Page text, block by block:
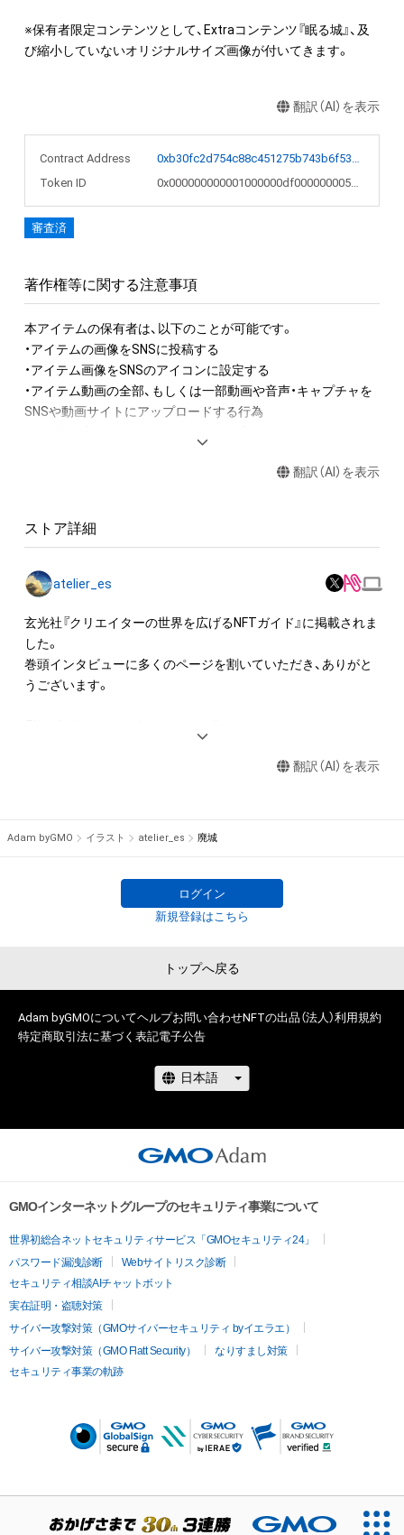
※保有者限定コンテンツとして、Extraコンテンツ『眠る城』、及
翻訳（AI）を表示
Contract Address
0xb30fc2d754c88c451275b743b6f530f19f643683
Token ID
0x000000000001000000df000000005437
審査済
著作権等に関する注意事項
本アイテムの保有者は、以下のことが可能です。
・アイテムの画像をSNSに投稿する
・アイテム画像をSNSのアイコンに設定する
・アイテム動画の全部、もしくは一部動画や音声・キャプチャを
SNSや動画サイトにアップロードする行為
・アイテムの画像を使用してメッセージカードを制作し友達に
する
など）の作成する
アイテムに関する注意事項
・本アイテムに関する創作物(画像および映像、音楽、商標または
ロゴ等を含みますがこれらに限られません。)にかかる知的財産
権(著作権、特許権、実用新案権、商標権、意匠権その他の知的財
作権を有する方、著作隣接権の権利者またはその管理委託を受
けている者によって保護されています。そのため、本アイテム
の管理委託を受けている者からの事前の同意なしに、上記の「本
権を侵害するおそれのある行為(改変、公開、配布、逆コンパイ
ル、リバースエンジニアリングを含みますが、これに限定されま
に反する利用またはその恐れのある利用など、作成者が不適切
であると判断した場合、利用をお断りさせていただきます。
・本アイテムの購入、売却および利用に関して、購入者、売却者、
保有、その他第三者が損害を被った場合、その損害がいかなる原
著作隣接権の権利者またはその管理委託を受けている者は、何
このアイテムに関するお問い合わせ先
thukane1107@gmail.com
翻訳（AI）を表示
ストア詳細
atelier_es
玄光社『クリエイターの世界を広げるNFTガイド』に掲載されま
した。
巻頭インタビューに多くのページを割いていただき、ありがと
うございます。
NFT無料プレゼントのお知らせも載っています（QRコード）
企業様メタバースプロジェクトのコンセプトアート。
━展開シリーズ━
Innerspace Landscape………
出られぬ部屋
シリーズ
美しく心誘うが決して触れられない。ただ焦がれるだけの外の
世界。
非実在生物図鑑………
現実には存在しない生き物たちの図鑑
Twitter twitter.com/midorikame
ポートフォリオ fori.io/sakana
翻訳（AI）を表示
Adam byGMO イラスト atelier_es 廃城
ログイン
新規登録はこちら
トップへ戻る
Adam byGMOについてヘルプお問い合わせNFTの出品（法人）利用規約
特定商取引法に基づく表記電子公告
GMOインターネットグループのセキュリティ事業について
世界初総合ネットセキュリティサービス「GMOセキュリティ24」
パスワード漏洩診断
Webサイトリスク診断
セキュリティ相談AIチャットボット
実在証明・盗聴対策
サイバー攻撃対策（GMOサイバーセキュリティ byイエラエ）
サイバー攻撃対策（GMO Flatt Security）
なりすまし対策
セキュリティ事業の軌跡